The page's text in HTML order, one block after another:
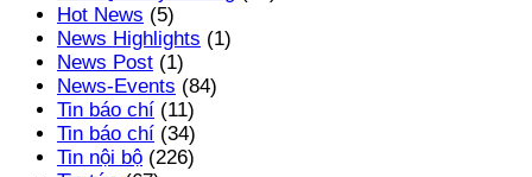
Hot News (5)
News Highlights (1)
News Post (1)
News-Events (84)
Tin báo chí (11)
Tin báo chí (34)
Tin nội bộ (226)